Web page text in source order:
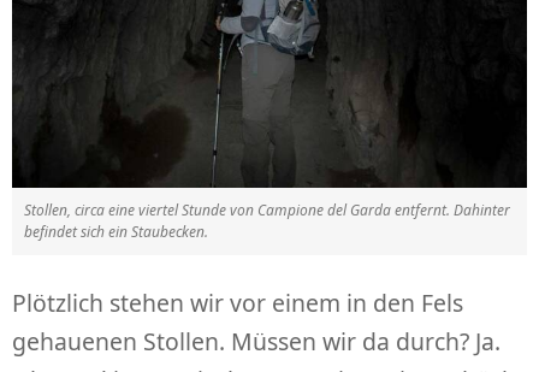
Stollen, circa eine viertel Stunde von Campione del Garda entfernt. Dahinter
befindet sich ein Staubecken.
Plötzlich stehen wir vor einem in den Fels
gehauenen Stollen. Müssen wir da durch? Ja.